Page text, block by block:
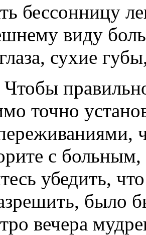
бессонницу
виду
сухие
точно
с
убедить,
было
вечера